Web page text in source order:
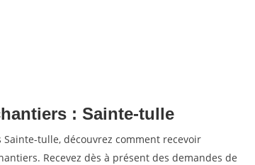
: Sainte-tulle
tulle, découvrez comment recevoir
Recevez dès à présent des demandes de